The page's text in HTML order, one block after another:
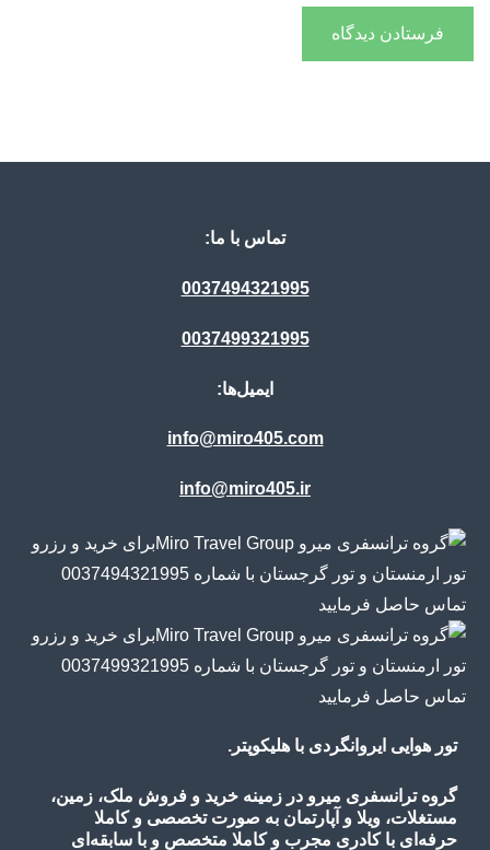
تماس با ما:
0037494321995
0037499321995
ایمیل‌ها:
info@miro405.com
info@miro405.ir
تور هوایی ایروانگردی با هلیکوپتر.
گروه ترانسفری میرو در زمینه خرید و فروش ملک، زمین،
مستغلات، ویلا و آپارتمان به صورت تخصصی و کاملا
حرفه‌ای با کادری مجرب و کاملا متخصص و با سابقه‌ای